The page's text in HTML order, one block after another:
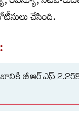
చేసింది.
బీఆర్ఎస్